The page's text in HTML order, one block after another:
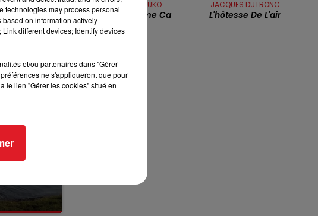
7h00 - 10h00
RDL WEEK-END
RITA MITSOUKO
C'est Comme Ca
JACQUES DUTRONC
L'hôtesse De L'air
technologies may process personal
on information actively
different devices; Identify devices
et/ou partenaires dans "Gérer
ne s'appliqueront que pour
le lien "Gérer les cookies" situé en